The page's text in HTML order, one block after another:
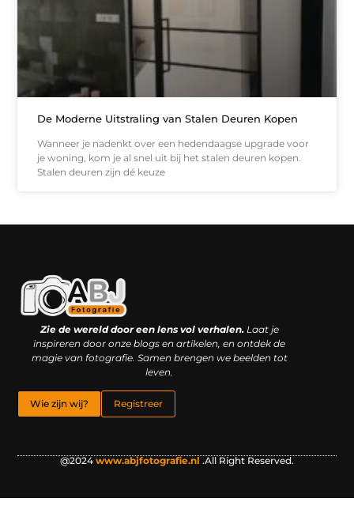
De Moderne Uitstraling van Stalen Deuren Kopen
Wanneer je nadenkt over een hedendaagse upgrade voor
je woning, kom je al snel uit bij het stalen deuren kopen.
Stalen deuren zijn dé keuze
Zie de wereld door een lens vol verhalen.Laat je
inspireren door onze blogs en artikelen, en ontdek de
magie van fotografie. Samen brengen we beelden tot
leven.
Wie zijn wij? Registreer
@2024 www.abjfotografie.nl .All Right Reserved.